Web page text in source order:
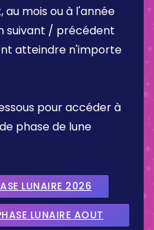
mois ou à l'année
suivant / précédent
atteindre n'importe
pour accéder à
phase de lune
LUNAIRE 2026
LUNAIRE AOUT